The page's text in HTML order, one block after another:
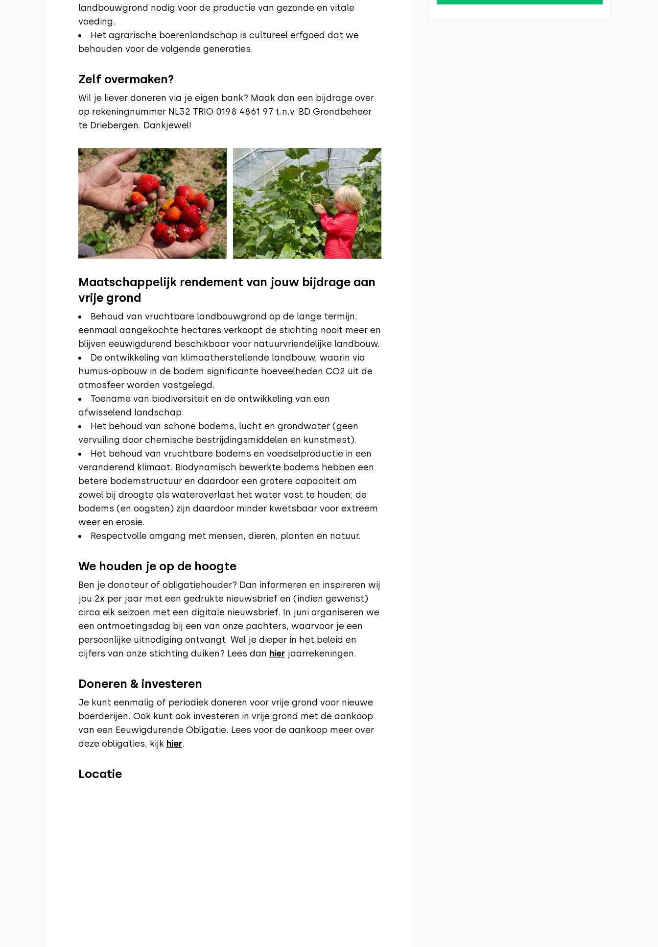
landbouwgrond nodig voor de productie van gezonde en vitale
voeding.
Het agrarische boerenlandschap is cultureel erfgoed dat we
behouden voor de volgende generaties.
Zelf overmaken?
Wil je liever doneren via je eigen bank? Maak dan een bijdrage over
op rekeningnummer NL32 TRIO 0198 4861 97 t.n.v. BD Grondbeheer
te Driebergen. Dankjewel!
Maatschappelijk rendement van jouw bijdrage aan
vrije grond
Behoud van vruchtbare landbouwgrond op de lange termijn;
eenmaal aangekochte hectares verkoopt de stichting nooit meer en
blijven eeuwigdurend beschikbaar voor natuurvriendelijke landbouw.
De ontwikkeling van klimaatherstellende landbouw, waarin via
humus-opbouw in de bodem significante hoeveelheden CO2 uit de
atmosfeer worden vastgelegd.
Toename van biodiversiteit en de ontwikkeling van een
afwisselend landschap.
Het behoud van schone bodems, lucht en grondwater (geen
vervuiling door chemische bestrijdingsmiddelen en kunstmest).
Het behoud van vruchtbare bodems en voedselproductie in een
veranderend klimaat. Biodynamisch bewerkte bodems hebben een
betere bodemstructuur en daardoor een grotere capaciteit om
zowel bij droogte als wateroverlast het water vast te houden; de
bodems (en oogsten) zijn daardoor minder kwetsbaar voor extreem
weer en erosie.
Respectvolle omgang met mensen, dieren, planten en natuur.
We houden je op de hoogte
Ben je donateur of obligatiehouder? Dan informeren en inspireren wij
jou 2x per jaar met een gedrukte nieuwsbrief en (indien gewenst)
circa elk seizoen met een digitale nieuwsbrief. In juni organiseren we
een ontmoetingsdag bij een van onze pachters, waarvoor je een
persoonlijke uitnodiging ontvangt. Wel je dieper in het beleid en
cijfers van onze stichting duiken? Lees dan hier jaarrekeningen.
Doneren & investeren
Je kunt eenmalig of periodiek doneren voor vrije grond voor nieuwe
boerderijen. Ook kunt ook investeren in vrije grond met de aankoop
van een Eeuwigdurende Obligatie. Lees voor de aankoop meer over
deze obligaties, kijk hier.
Locatie